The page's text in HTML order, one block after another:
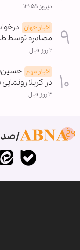
دیروز ۱۳:۵۵
اخبار جهان
مصادره توسط
۲ روز قبل
اخبار مهم
در کربلا
۳ روز قبل